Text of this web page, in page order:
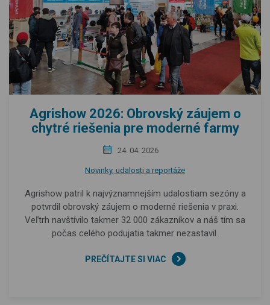
Agrishow 2026: Obrovský záujem o
chytré riešenia pre moderné farmy
24. 04. 2026
Novinky, udalosti a reportáže
Agrishow patril k najvýznamnejším udalostiam sezóny a
potvrdil obrovský záujem o moderné riešenia v praxi.
Veľtrh navštívilo takmer 32 000 zákazníkov a náš tím sa
počas celého podujatia takmer nezastavil.
PREČÍTAJTE SI VIAC